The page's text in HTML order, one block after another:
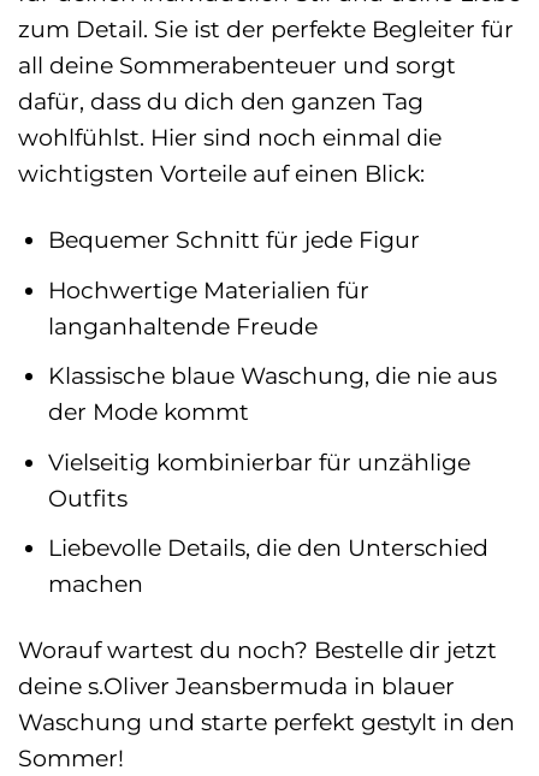
zum Detail. Sie ist der perfekte Begleiter für
all deine Sommerabenteuer und sorgt
dafür, dass du dich den ganzen Tag
wohlfühlst. Hier sind noch einmal die
wichtigsten Vorteile auf einen Blick:
Bequemer Schnitt für jede Figur
Hochwertige Materialien für
langanhaltende Freude
Klassische blaue Waschung, die nie aus
der Mode kommt
Vielseitig kombinierbar für unzählige
Outfits
Liebevolle Details, die den Unterschied
machen
Worauf wartest du noch? Bestelle dir jetzt
deine s.Oliver Jeansbermuda in blauer
Waschung und starte perfekt gestylt in den
Sommer!